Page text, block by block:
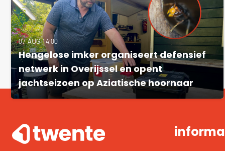
07 AUG 14:00
Hengelose imker organiseert defensief
netwerk in Overijssel en opent
jachtseizoen op Aziatische hoornaar